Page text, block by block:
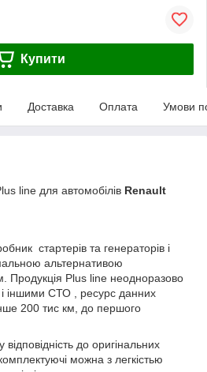
Купити
Доставка Оплата Умови
line для автомобілів Renault
стартерів та генераторів і
альтернативою
Продукція Plus line неодноразово
іншими СТО , ресурс данних
200 тис км, до першого
до оригінальних
можна з легкістью